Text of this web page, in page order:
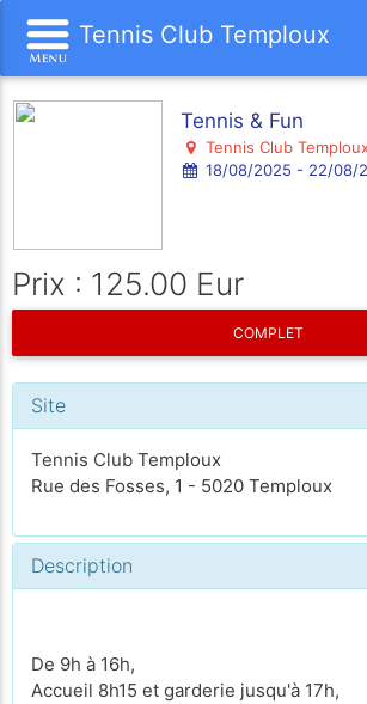
Tennis Club Temploux
Tennis & Fun
Tennis Club
18/08/2025 - 22/08/
Prix : 125.00 Eur
COMPLET
Site
Tennis Club Temploux
Rue des Fosses, 1 - 5020 Temploux
Description
De 9h à 16h,
Accueil 8h15 et garderie jusqu'à 17h,